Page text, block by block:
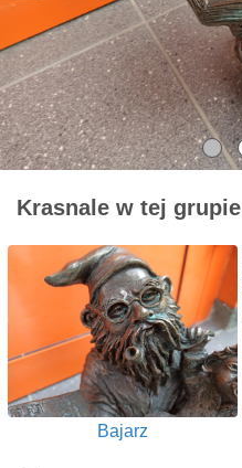
Krasnale w tej grupie
Bajarz